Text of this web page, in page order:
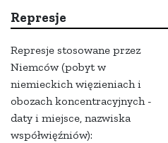
Represje
Represje stosowane przez
Niemców (pobyt w
niemieckich więzieniach i
obozach koncentracyjnych -
daty i miejsce, nazwiska
współwięźniów):